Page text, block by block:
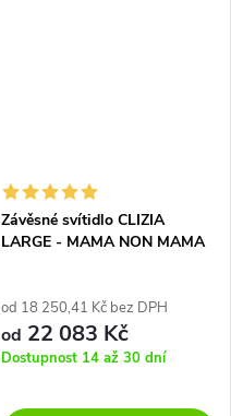
Závěsné svítidlo CLIZIA
LARGE - MAMA NON MAMA
od 18 250,41 Kč bez DPH
od 22 083 Kč
Dostupnost 14 až 30 dní